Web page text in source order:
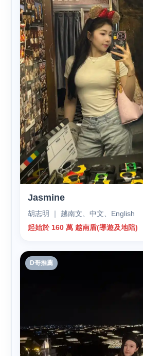
Jasmine
胡志明 ｜ 越南文、中文、English
起始於 160 萬 越南盾(導遊及地陪)
D哥推薦